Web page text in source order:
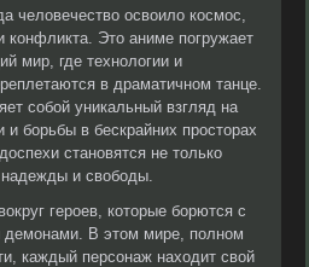
человечество освоило космос,
конфликта. Это аниме погружает
мир, где технологии и
в драматичном танце.
собой уникальный взгляд на
и борьбы в бескрайних просторах
становятся не только
и свободы.
героев, которые борются с
демонами. В этом мире, полном
каждый персонаж находит свой